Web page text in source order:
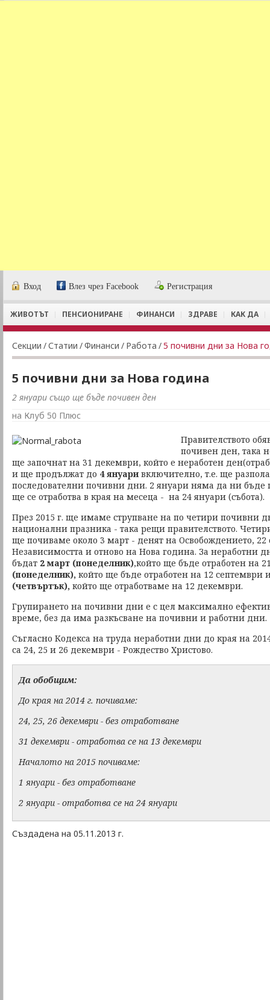
Вход Влез чрез Facebook Регистрация
ЖИВОТЪТ ПЕНСИОНИРАНЕ ФИНАНСИ ЗДРАВЕ КАК ДА
Секции /Статии /Финанси / Работа /5 почивни дни за Нова
5 почивни дни за Нова година
2 януари също ще бъде почивен ден
на Клуб 50 Плюс
Правителството
почивен ден, така
ще започнат на 31 декември, който е неработен
и ще продължат до 4 януаривключително, т.е. ще
последователни почивни дни. 2 януари няма да ни бъде
ще се отработва в края на месеца - на 24 януари (събота).
През 2015 г. ще имаме струпване на по четири почивни
национални празника - така рещи правителството.
ще почиваме около 3 март - денят на Освобождението,
Независимостта и отново на Нова година. За неработни
бъдат 2 март (понеделник),който ще бъде отработен на
(понеделник), който ще бъде отработен на 12 септември
(четвъртък), който ще отработваме на 12 декември.
Групирането на почивни дни е с цел максимално
време, без да има разкъсване на почивни и работни дни.
Съгласно Кодекса на труда неработни дни до края на
са 24, 25 и 26 декември - Рождество Христово.
Да обобщим:
До края на 2014 г. почиваме:
24, 25, 26 декември - без отработване
31 декември - отработва се на 13 декември
Началото на 2015 почиваме:
1 януари - без отработване
2 януари - отработва се на 24 януари
Създадена на 05.11.2013 г.